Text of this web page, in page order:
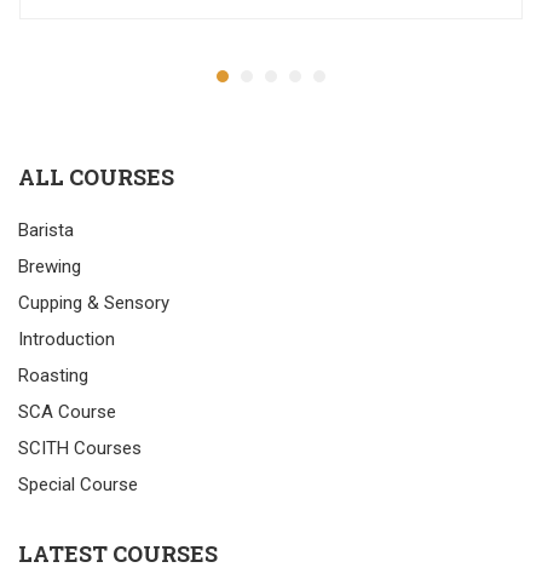
ALL COURSES
Barista
Brewing
Cupping & Sensory
Introduction
Roasting
SCA Course
SCITH Courses
Special Course
LATEST COURSES